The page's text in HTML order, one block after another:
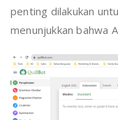
penting dilakukan
menunjukkan bahwa